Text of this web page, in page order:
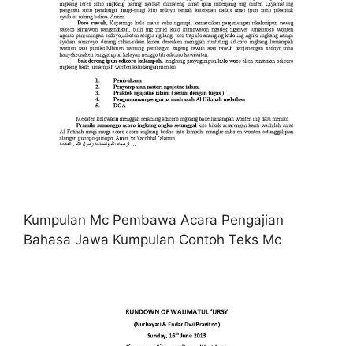
Kumpulan Mc Pembawa Acara Pengajian
Bahasa Jawa Kumpulan Contoh Teks Mc